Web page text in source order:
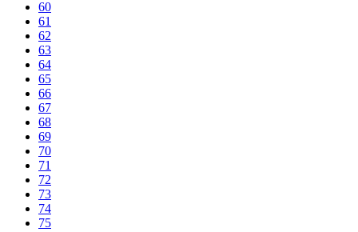
60
61
62
63
64
65
66
67
68
69
70
71
72
73
74
75